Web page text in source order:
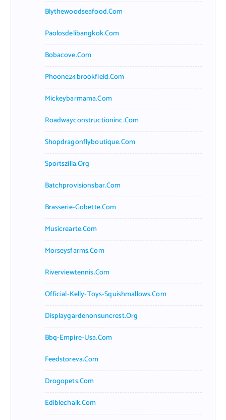
Blythewoodseafood.com
Paolosdelibangkok.com
Bobacove.com
Phoone24brookfield.com
Mickeybarmama.com
Roadwayconstructioninc.com
Shopdragonflyboutique.com
Sportszilla.org
Batchprovisionsbar.com
Brasserie-Gobette.com
Musicrearte.com
Morseysfarms.com
Riverviewtennis.com
Official-Kelly-Toys-Squishmallows.com
Displaygardenonsuncrest.org
Bbq-Empire-Usa.com
Feedstoreva.com
Drogopets.com
Ediblechalk.com